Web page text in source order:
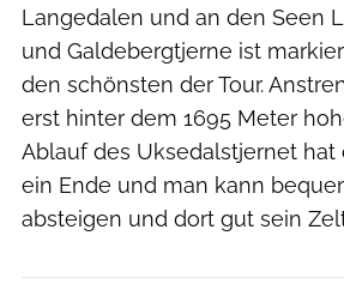
Langedalen und an den Seen
und Galdebergtjerne ist
den schönsten der Tour.
erst hinter dem 1695 Meter
Ablauf des Uksedalstjernet hat
ein Ende und man kann
absteigen und dort gut sein